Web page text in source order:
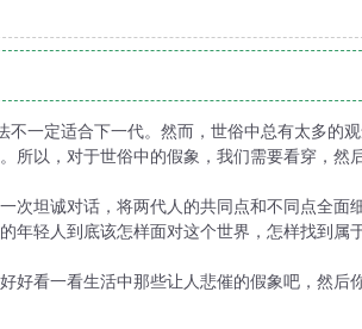
一定适合下一代。然而，世俗中总有太多的观
所以，对于世俗中的假象，我们需要看穿，然
次坦诚对话，将两代人的共同点和不同点全面
年轻人到底该怎样面对这个世界，怎样找到属
好看一看生活中那些让人悲催的假象吧，然后